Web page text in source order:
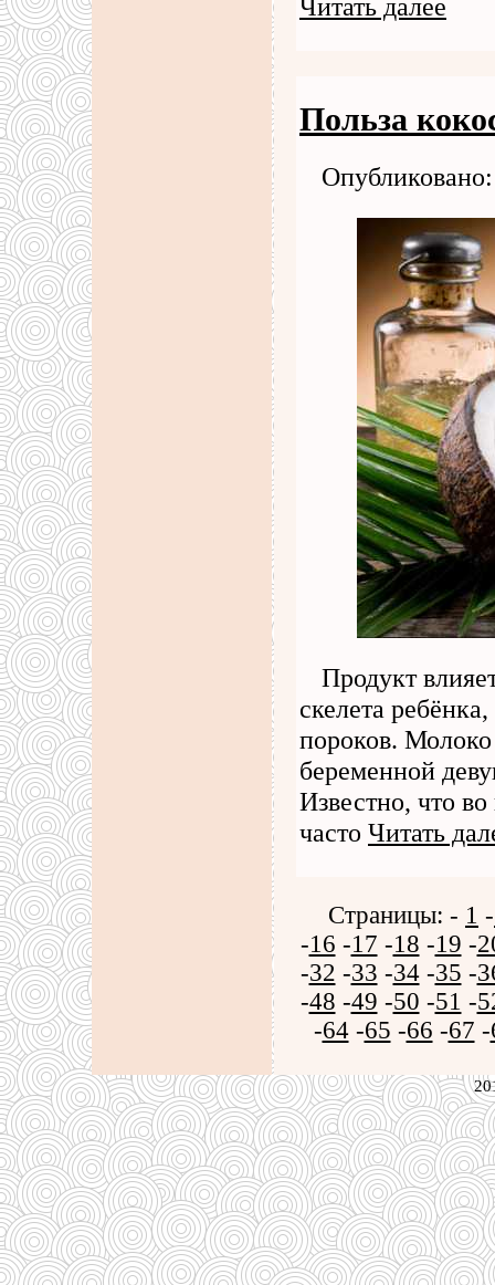
Читать далее
Польза
Продукт
скелета
пороков.
беременной
Известно, что
часто Читать
Страницы: - 1 -
-16 -17 -18 -19 -
-32 -33 -34-35 -
-48 -49 -50 -51 -
-64-65 -66 -67 -